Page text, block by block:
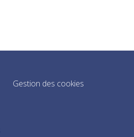
Gestion des cookies